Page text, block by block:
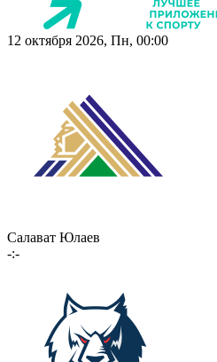
12 октября 2026, Пн, 00:00
Салават Юлаев
-:-